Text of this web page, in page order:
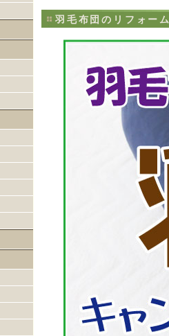
羽毛布団のリフォー